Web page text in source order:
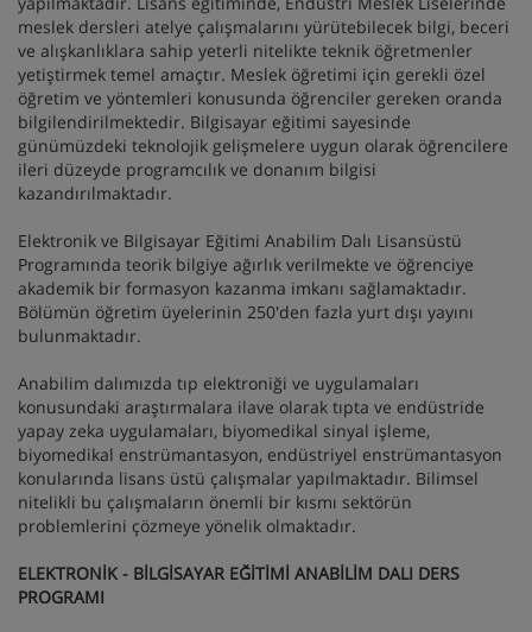
meslek dersleri atelye çalışmalarını yürütebilecek bilgi, beceri
ve alışkanlıklara sahip yeterli nitelikte teknik öğretmenler
yetiştirmek temel amaçtır. Meslek öğretimi için gerekli özel
öğretim ve yöntemleri konusunda öğrenciler gereken oranda
bilgilendirilmektedir. Bilgisayar eğitimi sayesinde
günümüzdeki teknolojik gelişmelere uygun olarak öğrencilere
ileri düzeyde programcılık ve donanım bilgisi
kazandırılmaktadır.
Elektronik ve Bilgisayar Eğitimi Anabilim Dalı Lisansüstü
Programında teorik bilgiye ağırlık verilmekte ve öğrenciye
akademik bir formasyon kazanma imkanı sağlamaktadır.
Bölümün öğretim üyelerinin 250'den fazla yurt dışı yayını
bulunmaktadır.
Anabilim dalımızda tıp elektroniği ve uygulamaları
konusundaki araştırmalara ilave olarak tıpta ve endüstride
yapay zeka uygulamaları, biyomedikal sinyal işleme,
biyomedikal enstrümantasyon, endüstriyel enstrümantasyon
konularında lisans üstü çalışmalar yapılmaktadır. Bilimsel
nitelikli bu çalışmaların önemli bir kısmı sektörün
problemlerini çözmeye yönelik olmaktadır.
ELEKTRONİK - BİLGİSAYAR EĞİTİMİ ANABİLİM DALI DERS
PROGRAMI